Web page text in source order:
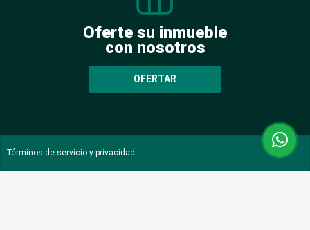
Oferte su inmueble
con nosotros
OFERTAR
Términos de servicio y privacidad